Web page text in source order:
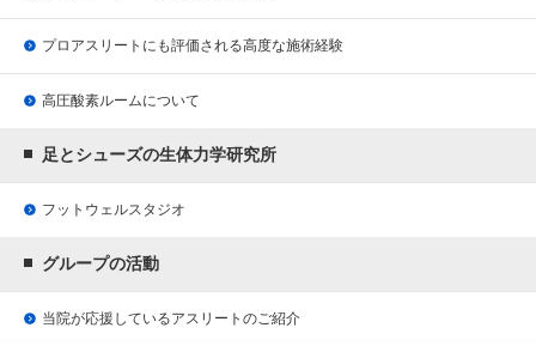
プロアスリートにも評価される高度な施術経験
高圧酸素ルームについて
足とシューズの生体力学研究所
フットウェルスタジオ
グループの活動
当院が応援しているアスリートのご紹介